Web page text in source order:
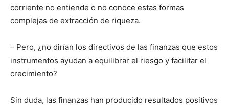
corriente no entiende o no conoce estas formas
complejas de extracción de riqueza.
– Pero, ¿no dirían los directivos de las finanzas que estos
instrumentos ayudan a equilibrar el riesgo y facilitar el
crecimiento?
Sin duda, las finanzas han producido resultados positivos